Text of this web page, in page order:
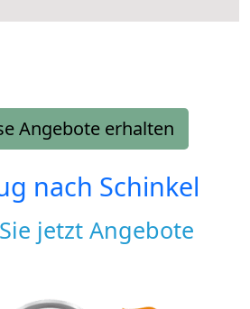
Angebote erhalten
nach Schinkel
jetzt Angebote